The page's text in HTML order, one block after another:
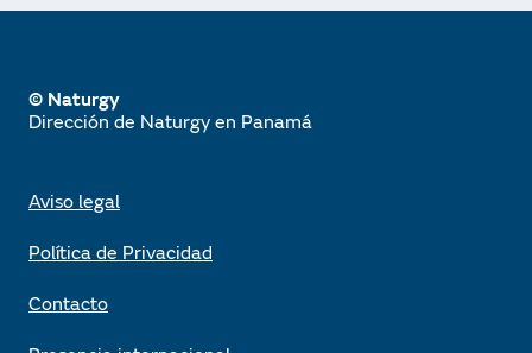
© Naturgy
Dirección de Naturgy en Panamá
Aviso legal
Política de Privacidad
Contacto